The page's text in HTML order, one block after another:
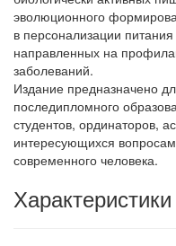
эволюционного
в персонализации
направленных на
заболеваний.
Издание предназначено
последипломного
студентов, ординаторов,
интересующихся
современного человека.
Характеристики